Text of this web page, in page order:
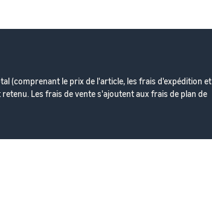
(comprenant le prix de l'article, les frais d'expédition et
Les frais de vente s'ajoutent aux frais de plan de